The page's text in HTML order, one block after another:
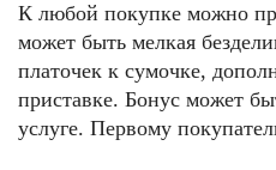
К любой покупке можно
может быть мелкая
платочек к сумочке,
приставке. Бонус может
услуге. Первому